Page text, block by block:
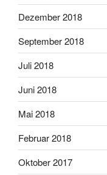
Dezember 2018
September 2018
Juli 2018
Juni 2018
Mai 2018
Februar 2018
Oktober 2017